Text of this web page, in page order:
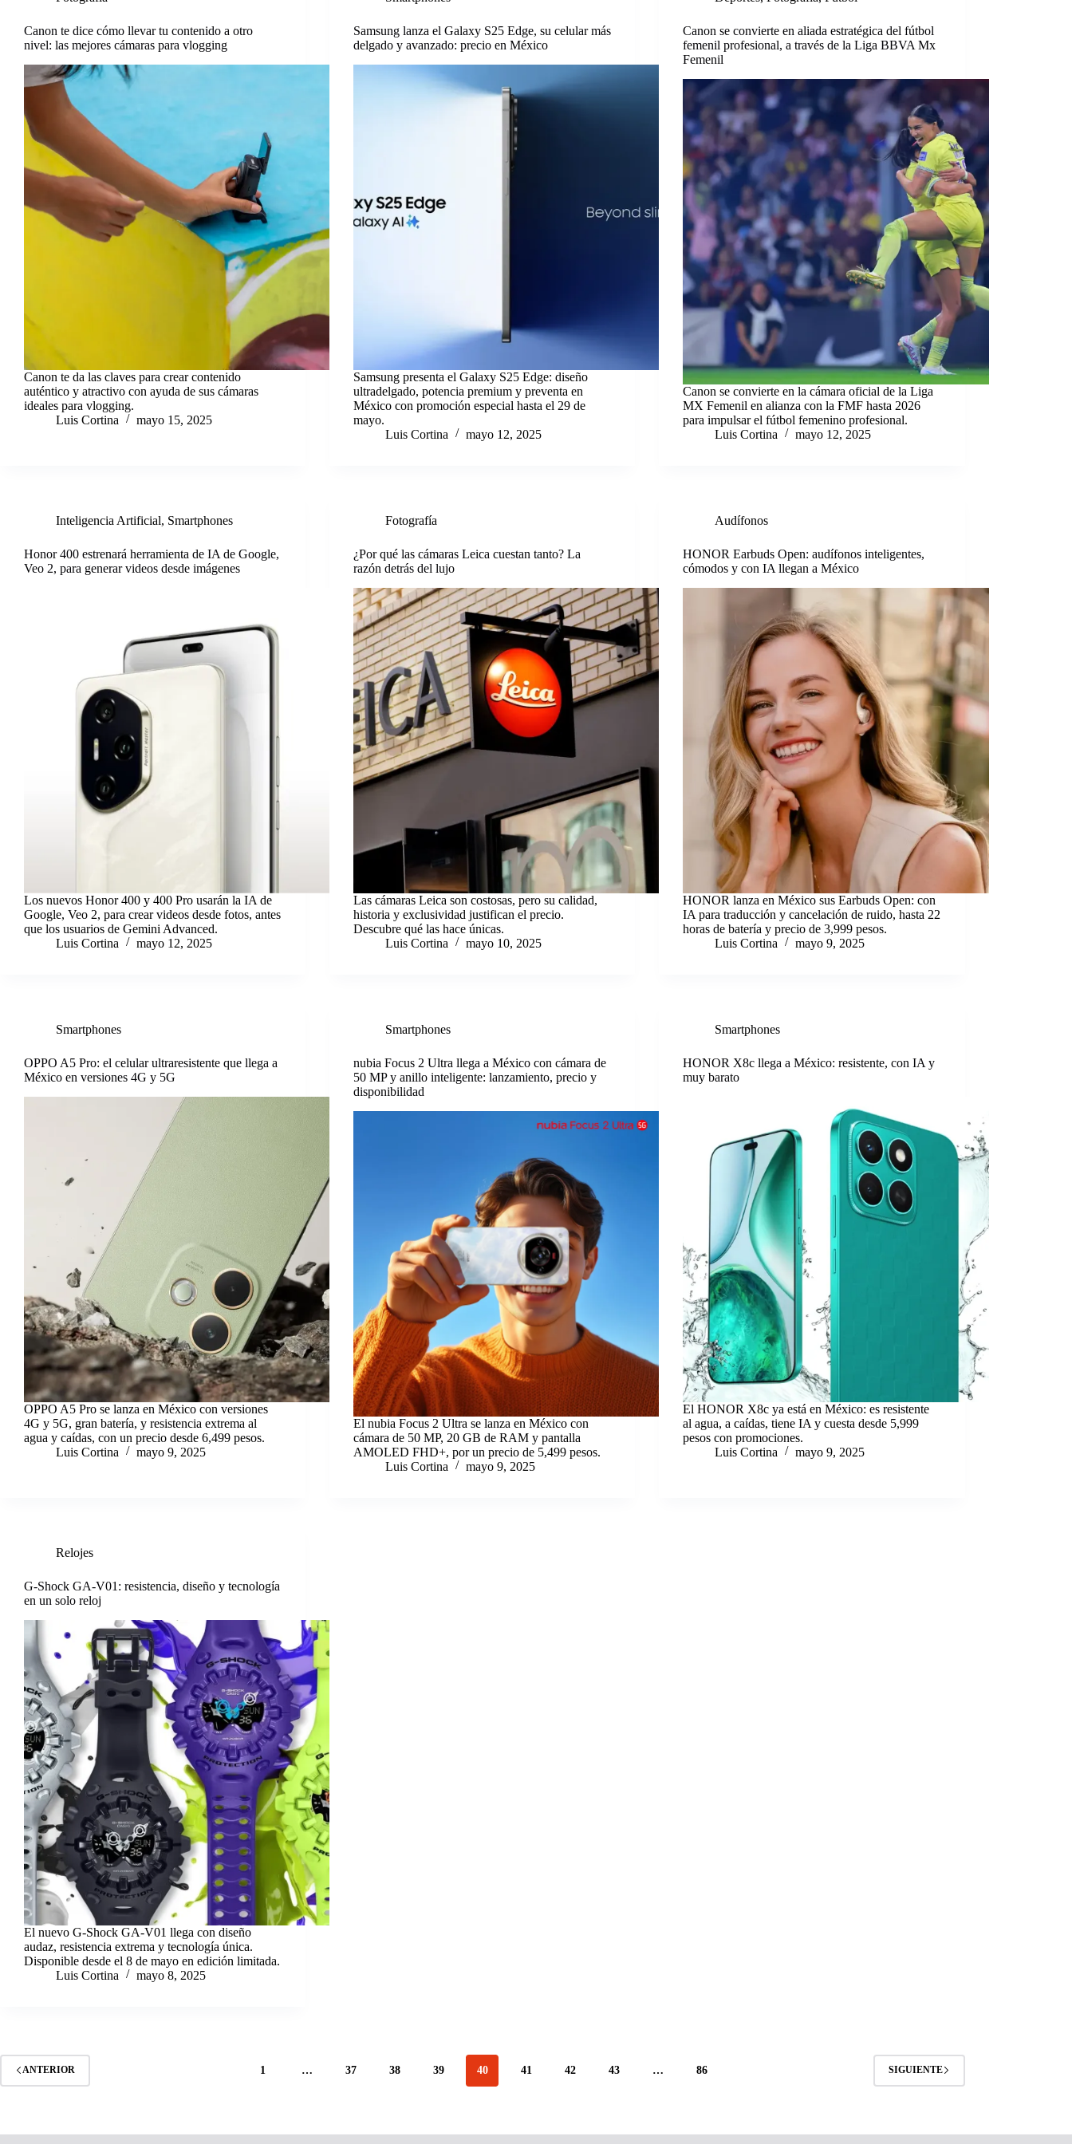
Canon te dice cómo llevar tu contenido a otro
nivel: las mejores cámaras para vlogging
Canon te da las claves para crear contenido
auténtico y atractivo con ayuda de sus cámaras
ideales para vlogging.
Luis Cortina
mayo 15, 2025
Samsung lanza el Galaxy S25 Edge, su celular más
delgado y avanzado: precio en México
Samsung presenta el Galaxy S25 Edge: diseño
ultradelgado, potencia premium y preventa en
México con promoción especial hasta el 29 de
mayo.
Luis Cortina
mayo 12, 2025
Canon se convierte en aliada estratégica del fútbol
femenil profesional, a través de la Liga BBVA Mx
Femenil
Canon se convierte en la cámara oficial de la Liga
MX Femenil en alianza con la FMF hasta 2026
para impulsar el fútbol femenino profesional.
Luis Cortina
mayo 12, 2025
Inteligencia Artificial, Smartphones
Honor 400 estrenará herramienta de IA de Google,
Veo 2, para generar videos desde imágenes
Los nuevos Honor 400 y 400 Pro usarán la IA de
Google, Veo 2, para crear videos desde fotos, antes
que los usuarios de Gemini Advanced.
Luis Cortina
mayo 12, 2025
Fotografía
¿Por qué las cámaras Leica cuestan tanto? La
razón detrás del lujo
Las cámaras Leica son costosas, pero su calidad,
historia y exclusividad justifican el precio.
Descubre qué las hace únicas.
Luis Cortina
mayo 10, 2025
Audífonos
HONOR Earbuds Open: audífonos inteligentes,
cómodos y con IA llegan a México
HONOR lanza en México sus Earbuds Open: con
IA para traducción y cancelación de ruido, hasta 22
horas de batería y precio de 3,999 pesos.
Luis Cortina
mayo 9, 2025
Smartphones
OPPO A5 Pro: el celular ultraresistente que llega a
México en versiones 4G y 5G
OPPO A5 Pro se lanza en México con versiones
4G y 5G, gran batería, y resistencia extrema al
agua y caídas, con un precio desde 6,499 pesos.
Luis Cortina
mayo 9, 2025
Smartphones
nubia Focus 2 Ultra llega a México con cámara de
50 MP y anillo inteligente: lanzamiento, precio y
disponibilidad
El nubia Focus 2 Ultra se lanza en México con
cámara de 50 MP, 20 GB de RAM y pantalla
AMOLED FHD+, por un precio de 5,499 pesos.
Luis Cortina
mayo 9, 2025
Smartphones
HONOR X8c llega a México: resistente, con IA y
muy barato
El HONOR X8c ya está en México: es resistente
al agua, a caídas, tiene IA y cuesta desde 5,999
pesos con promociones.
Luis Cortina
mayo 9, 2025
Relojes
G-Shock GA-V01: resistencia, diseño y tecnología
en un solo reloj
El nuevo G-Shock GA-V01 llega con diseño
audaz, resistencia extrema y tecnología única.
Disponible desde el 8 de mayo en edición limitada.
Luis Cortina
mayo 8, 2025
ANTERIOR 1 … 37 38 39 40 41 42 43 … 86 SIGUIENTE